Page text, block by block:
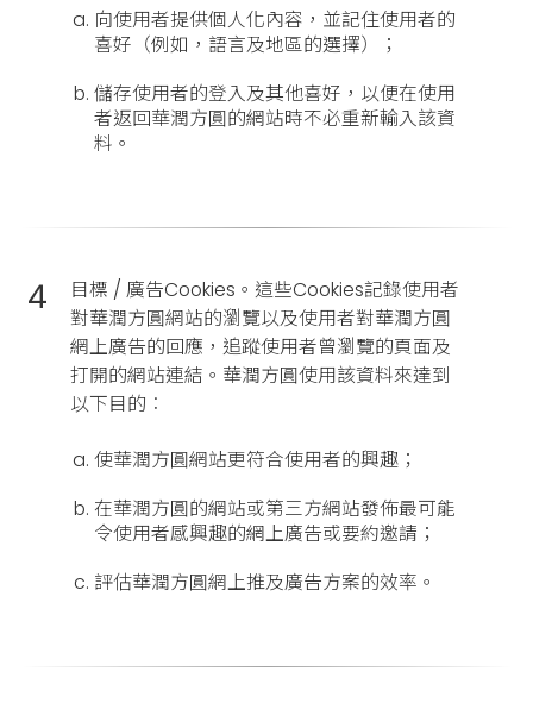
向使用者提供個人化內容，並記住使用者的
喜好（例如，語言及地區的選擇）；
儲存使用者的登入及其他喜好，以便在使用
者返回華潤方圓的網站時不必重新輸入該資
料。
4
目標 / 廣告Cookies。這些Cookies記錄使用者
對華潤方圓網站的瀏覽以及使用者對華潤方圓
網上廣告的回應，追蹤使用者曾瀏覽的頁面及
打開的網站連結。華潤方圓使用該資料來達到
以下目的︰
使華潤方圓網站更符合使用者的興趣；
在華潤方圓的網站或第三方網站發佈最可能
令使用者感興趣的網上廣告或要約邀請；
評估華潤方圓網上推及廣告方案的效率。